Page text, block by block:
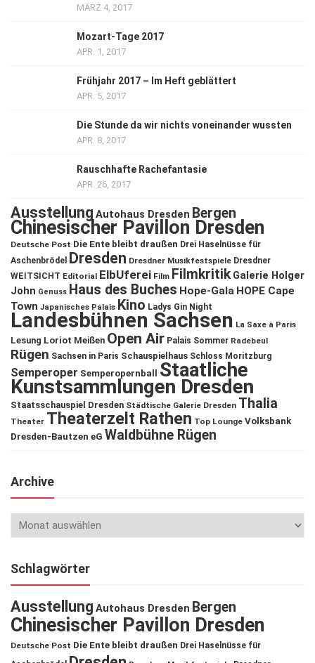
MÄRZ 4, 2017
Mozart-Tage 2017
APR. 1, 2017
Frühjahr 2017 – Im Heft geblättert
APR. 5, 2017
Die Stunde da wir nichts voneinander wussten
APR. 8, 2017
Rauschhafte Rachefantasie
APR. 26, 2017
Ausstellung Autohaus Dresden Bergen
Chinesischer Pavillon Dresden
Deutsche Post Die Ente bleibt draußen Drei Haselnüsse für
Aschenbrödel
Dresden Dresdner Musikfestspiele Dresdner
WEITSICHT Editorial ElbUferei Film Filmkritik Galerie Holger
John Genuss Haus des Buches Hope-Gala HOPE Cape
Town Japanisches Palais Kino Ladys Gin Night
Landesbühnen Sachsen La Saxe à Paris
Lesung Loriot Meißen Open Air Palais Sommer Radebeul
Rügen Sachsen in Paris Schauspielhaus Schloss Moritzburg
Semperoper Semperopernball Staatliche
Kunstsammlungen Dresden
Staatsschauspiel Dresden Städtische Galerie Dresden Thalia
Theater Theaterzelt Rathen Top Lounge Volksbank
Dresden-Bautzen eG Waldbühne Rügen
Archive
Schlagwörter
Ausstellung Autohaus Dresden Bergen
Chinesischer Pavillon Dresden
Deutsche Post Die Ente bleibt draußen Drei Haselnüsse für